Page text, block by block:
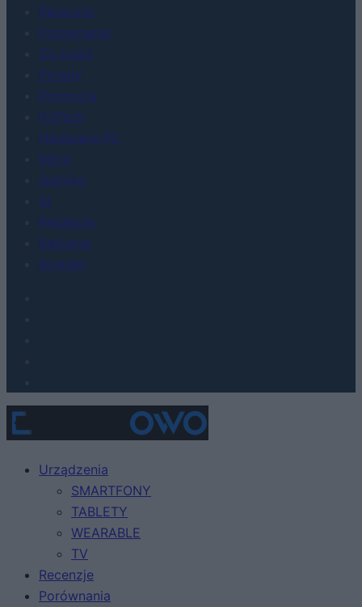
Recenzje
Porównania
Co kupić
Porady
Promocje
FinTech
Hardware PC
Moto
Gaming
AI
Redakcja
Reklama
Kontakt
Urządzenia
SMARTFONY
TABLETY
WEARABLE
TV
Recenzje
Porównania